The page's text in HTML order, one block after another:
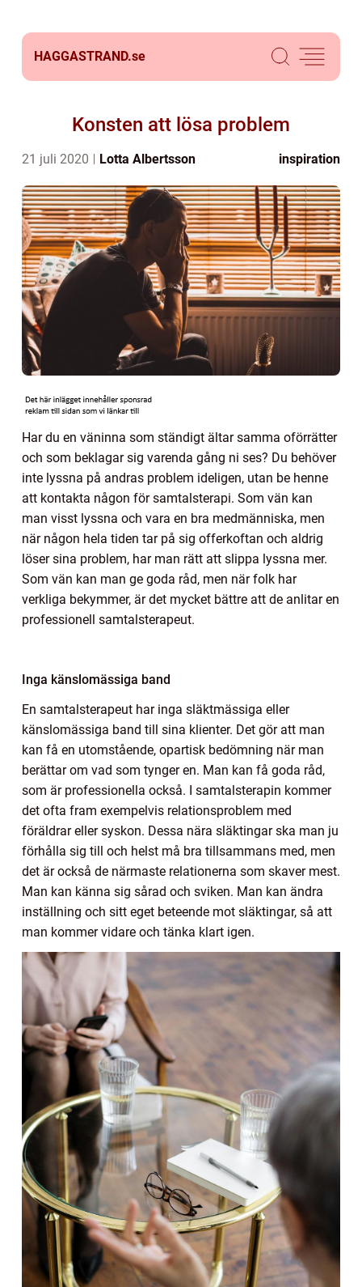
HAGGASTRAND.se
Konsten att lösa problem
21 juli 2020 Lotta Albertsson inspiration
Har du en väninna som ständigt ältar samma oförrätter
och som beklagar sig varenda gång ni ses? Du behöver
inte lyssna på andras problem ideligen, utan be henne
att kontakta någon för samtalsterapi. Som vän kan
man visst lyssna och vara en bra medmänniska, men
när någon hela tiden tar på sig offerkoftan och aldrig
löser sina problem, har man rätt att slippa lyssna mer.
Som vän kan man ge goda råd, men när folk har
verkliga bekymmer, är det mycket bättre att de anlitar en
professionell samtalsterapeut.
Inga känslomässiga band
En samtalsterapeut har inga släktmässiga eller
känslomässiga band till sina klienter. Det gör att man
kan få en utomstående, opartisk bedömning när man
berättar om vad som tynger en. Man kan få goda råd,
som är professionella också. I samtalsterapin kommer
det ofta fram exempelvis relationsproblem med
föräldrar eller syskon. Dessa nära släktingar ska man ju
förhålla sig till och helst må bra tillsammans med, men
det är också de närmaste relationerna som skaver mest.
Man kan känna sig sårad och sviken. Man kan ändra
inställning och sitt eget beteende mot släktingar, så att
man kommer vidare och tänka klart igen.